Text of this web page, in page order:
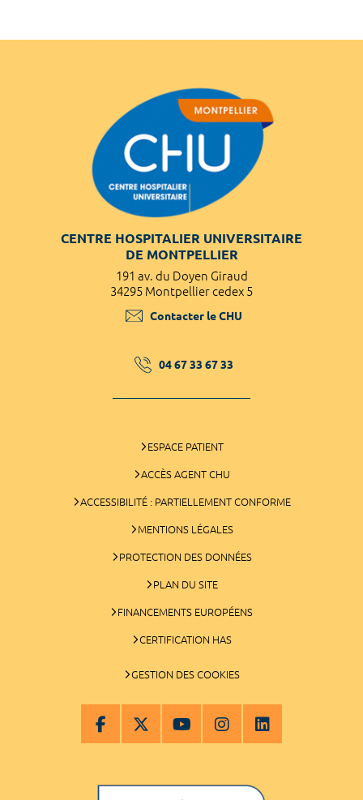
CENTRE HOSPITALIER UNIVERSITAIRE
DE MONTPELLIER
191 av. du Doyen Giraud
34295 Montpellier cedex 5
Contacter le CHU
04 67 33 67 33
ESPACE PATIENT
ACCÈS AGENT CHU
ACCESSIBILITÉ : PARTIELLEMENT CONFORME
MENTIONS LÉGALES
PROTECTION DES DONNÉES
PLAN DU SITE
FINANCEMENTS EUROPÉENS
CERTIFICATION HAS
GESTION DES COOKIES